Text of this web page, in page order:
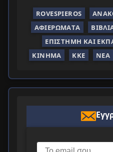
ROVESPIEROS
ΑΦΙΕΡΏΜΑΤΑ
ΕΠΙΣΤΉΜΗ ΚΑΙ
ΚΊΝΗΜΑ
ΚΚΕ ΝΈΑ